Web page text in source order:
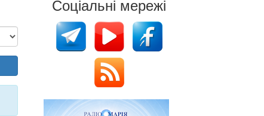
Соціальні мережі